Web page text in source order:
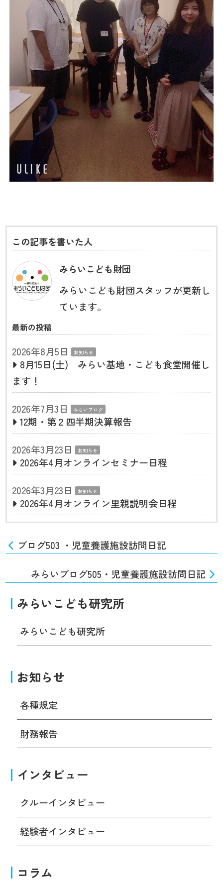
この記事を書いた人
みらいこども財団
みらいこども財団スタッフが更新し
ています。
最新の投稿
2026年8月5日 お知らせ
8月15日(土) みらい基地・こども食堂開催し
ます！
2026年7月3日
みらいブログ
12期・第２四半期決算報告
2026年3月23日
お知らせ
2026年4月オンラインセミナー日程
2026年3月23日
お知らせ
2026年4月オンライン里親説明会日程
ブログ503 ・児童養護施設訪問日記
みらいブログ505・児童養護施設訪問日記
みらいこども研究所
みらいこども研究所
お知らせ
各種規定
財務報告
インタビュー
クルーインタビュー
経験者インタビュー
コラム